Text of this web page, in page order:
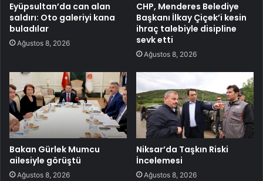
Eyüpsultan’da can alan
saldırı: Oto galeriyi kana
buladılar
Ağustos 8, 2026
CHP, Menderes Belediye
Başkanı İlkay Çiçek’i kesin
ihraç talebiyle disipline
sevk etti
Ağustos 8, 2026
Bakan Gürlek Mumcu
ailesiyle görüştü
Ağustos 8, 2026
Niksar’da Taşkın Riski
İncelemesi
Ağustos 8, 2026